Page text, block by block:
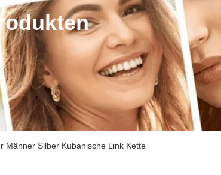
Männer Silber Kubanische Link Kette